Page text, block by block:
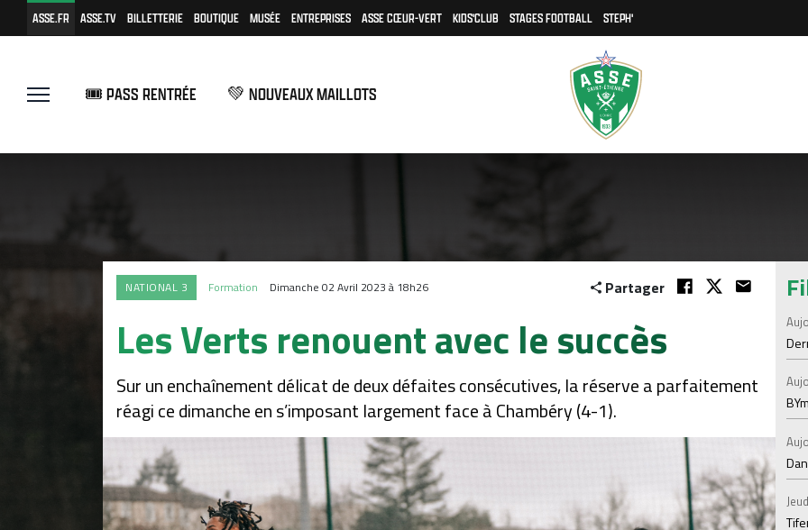
ASSE.FR ASSE.TV BILLETTERIE BOUTIQUE MUSÉE ENTREPRISES ASSE CŒUR-VERT KIDS'CLUB STAGES FOOTBALL STEPH'
🎟️ PASS RENTRÉE 💚 NOUVEAUX MAILLOTS
NATIONAL 3 Formation Dimanche 02 Avril 2023 à 18h26 Partager
Les Verts renouent avec le succès
Sur un enchaînement délicat de deux défaites consécutives, la réserve a parfaitement
réagi ce dimanche en s’imposant largement face à Chambéry (4-1).